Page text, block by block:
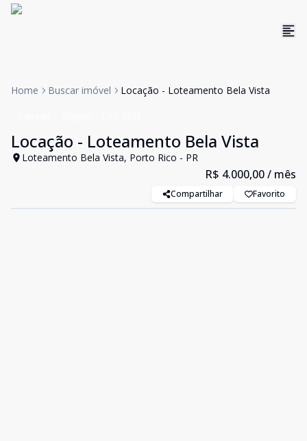
Home Buscar imóvel Locação - Loteamento Bela Vista
Locação - Loteamento Bela Vista
Loteamento Bela Vista, Porto Rico - PR
R$ 4.000,00/ mês
Compartilhar Favorito